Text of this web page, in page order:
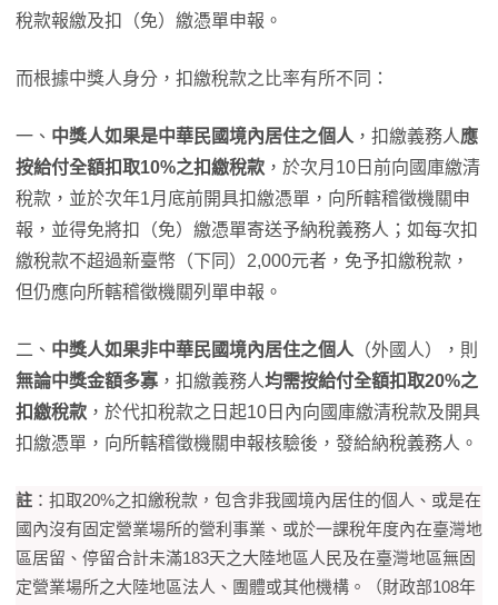
稅款報繳及扣（免）繳憑單申報。
而根據中獎人身分，扣繳稅款之比率有所不同：
一、 中獎人如果是中華民國境內居住之個人 ，扣繳義務人應
按給付全額扣取10%之扣繳稅款 ，於次月10日前向國庫繳清
稅款，並於次年1月底前開具扣繳憑單，向所轄稽徵機關申
報，並得免將扣（免）繳憑單寄送予納稅義務人；如每次扣
繳稅款不超過新臺幣（下同）2,000元者，免予扣繳稅款，
但仍應向所轄稽徵機關列單申報。
二、 中獎人如果非中華民國境內居住之個人 （外國人），則
無論中獎金額多寡 ，扣繳義務人均需按給付全額扣取20%之
扣繳稅款 ，於代扣稅款之日起10日內向國庫繳清稅款及開具
扣繳憑單，向所轄稽徵機關申報核驗後，發給納稅義務人。
註 ：扣取20%之扣繳稅款，包含非我國境內居住的個人、或是在
國內沒有固定營業場所的營利事業、或於一課稅年度內在臺灣地
區居留、停留合計未滿183天之大陸地區人民及在臺灣地區無固
定營業場所之大陸地區法人、團體或其他機構。（財政部108年